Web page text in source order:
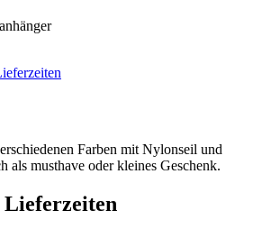
Farben mit Nylonseil und
als musthave oder kleines Geschenk.